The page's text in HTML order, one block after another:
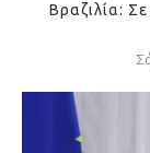
Βραζιλία: